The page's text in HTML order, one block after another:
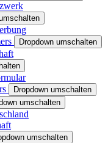
Dropdown umschalten
Dropdown umschalten
umschalten
umschalten